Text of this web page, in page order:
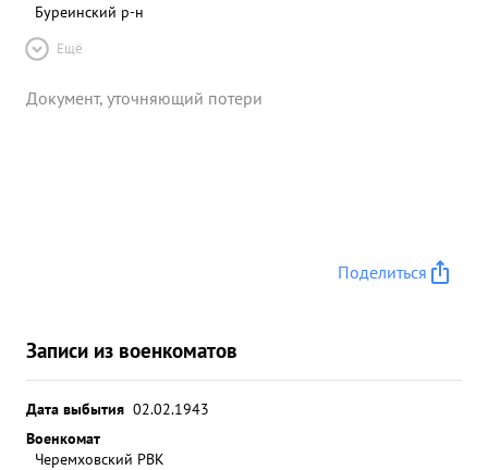
Буреинский р-н
Ещё
Документ, уточняющий потери
Поделиться
Записи из военкоматов
Дата выбытия 02.02.1943
Военкомат
Черемховский РВК